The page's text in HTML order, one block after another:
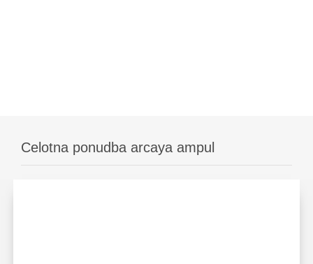
Celotna ponudba arcaya ampul